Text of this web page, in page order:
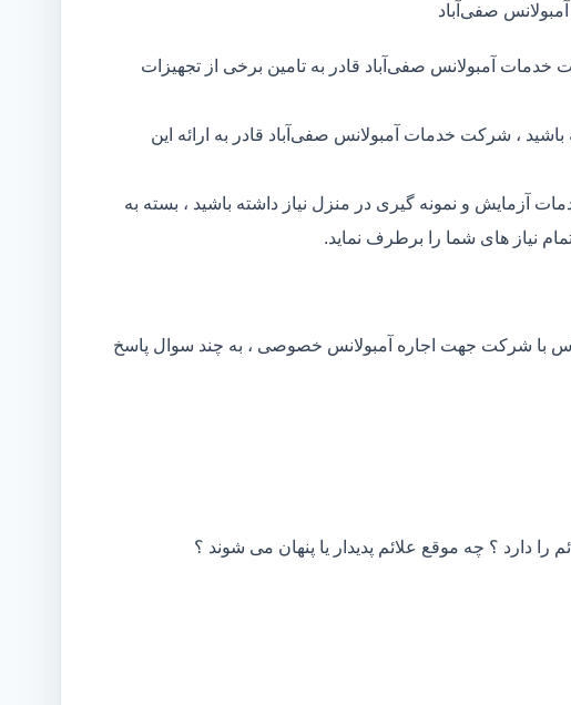
صفی‌آباد
آمبولانس صفی‌آباد قادر به تامین برخی از تجهیزات
، شرکت خدمات آمبولانس صفی‌آباد قادر به ارائه این
آزمایش و نمونه گیری در منزل نیاز داشته باشید ، بسته به
نیاز های شما را برطرف نماید.
با شرکت جهت اجاره آمبولانس خصوصی ، به چند سوال پاسخ
را دارد ؟ چه موقع علائم پدیدار یا پنهان می شوند ؟